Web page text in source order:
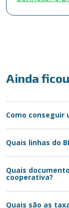
Ainda
Como conseguir
Quais linhas do
Quais
cooperativa?
Quais são as